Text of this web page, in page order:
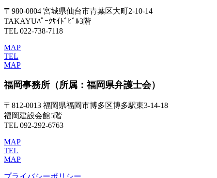
〒980-0804 宮城県仙台市青葉区大町2-10-14
TAKAYUﾊﾟｰｸｻｲﾄﾞﾋﾞﾙ3階
TEL 022-738-7118
MAP
TEL
MAP
福岡事務所 （所属：福岡県弁護士会）
〒812-0013 福岡県福岡市博多区博多駅東3-14-18
福岡建設会館5階
TEL 092-292-6763
MAP
TEL
MAP
プライバシーポリシー